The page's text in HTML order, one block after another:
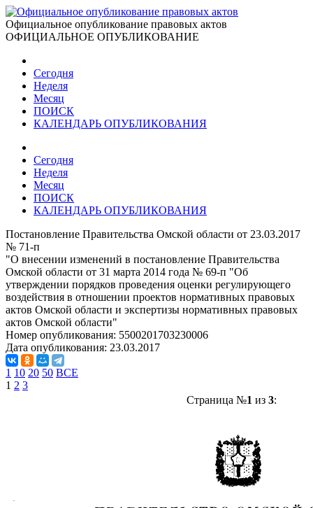
Официальное опубликование правовых актов
ОФИЦИАЛЬНОЕ ОПУБЛИКОВАНИЕ
Сегодня
Неделя
Месяц
ПОИСК
КАЛЕНДАРЬ ОПУБЛИКОВАНИЯ
Сегодня
Неделя
Месяц
ПОИСК
КАЛЕНДАРЬ ОПУБЛИКОВАНИЯ
Постановление Правительства Омской области от 23.03.2017
№ 71-п
"О внесении изменений в постановление Правительства
Омской области от 31 марта 2014 года № 69-п "Об
утверждении порядков проведения оценки регулирующего
воздействия в отношении проектов нормативных правовых
актов Омской области и экспертизы нормативных правовых
актов Омской области"
Номер опубликования: 5500201703230006
Дата опубликования: 23.03.2017
1 10 20 50 ВСЕ
1 2 3
Страница №1 из 3: